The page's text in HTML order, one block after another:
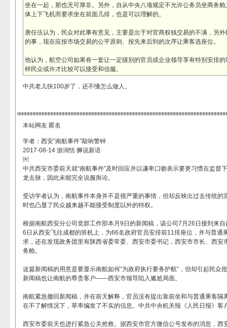
坐在一起，那也无可厚非。另外，自从中央八项规定不允许公务员坐商务
体上下飞机而要求坐在前面几排，也是可以理解的。
唐任伍认为，民众对此事有意见，主要是出于对官商权钱交易的不满，另
的事，现在应按市场交易的公平原则、按先来后到的次序让乘客选座位。
他认为，航空公司如果有一套让一定级别的官员或企业领导享有特别安排
样民众或许才比较可以接受和信服。
中共老儿快100岁了，还不懂怎么做人。
本站网友 匿名
学者：西安“南航事件”敲响警钟
2017-08-14 游润恬 狮说新语
￼
中共西安市委前天就“南航事件”及时回应并以谦卑口吻表示要更习惯在监督
龙去脉，因此未能完全说服舆论。
受访学者认为，南航事件本身并不是很严重的事情，但却反映出过去传统的
时也凸显了民众越来越不能接受制度以外的特权。
根据南航西安分公司党群工作部本月9日的新闻稿，该公司7月26日接到来
6日从西安飞往成都的班机上，为66名政府官员安排前11排座位，并与普通
求，还在发现政务团里有陕西省委常委、西安市委书记，西安市市长、西安
务舱。
这篇新闻稿的用意是要显示南航如何“为政府执行要务护航”，但却引起民众
新闻稿也让南航的尊贵客户——西安市领导陷入尴尬局面。
南航紧急撤回新闻稿，并在前天解释，官员没有提出靠前坐和与普通乘客隔
在不了解情况下，草率编发了不实的信息。中共中央机关报《人民日报》客
西安市委前天也进行紧急公关抢救。据西安市官方微信公号发布的消息，西